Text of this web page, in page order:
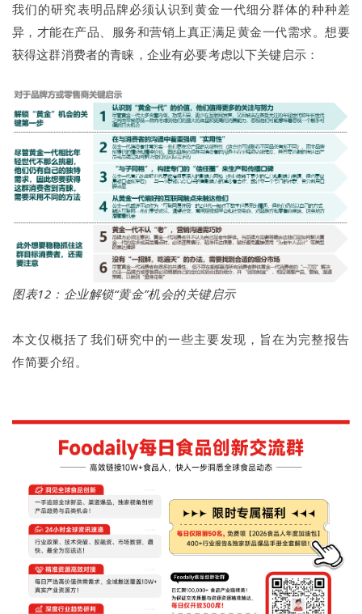
我们的研究表明品牌必须认识到黄金一代细分群体的种种差
异，才能在产品、服务和营销上真正满足黄金一代需求。想要
获得这群消费者的青睐，企业有必要考虑以下关键启示：
图表12：企业解锁“黄金”机会的关键启示
本文仅概括了我们研究中的一些主要发现，旨在为完整报告
作简要介绍。